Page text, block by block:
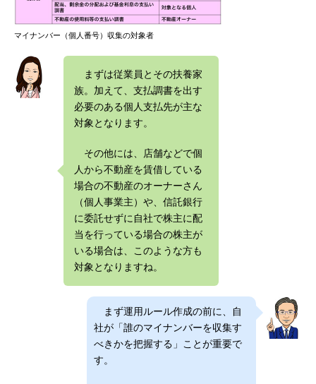
マイナンバー（個人番号）収集の対象者
まずは従業員とその扶養家
族。加えて、支払調書を出す
必要のある個人支払先が主な
対象となります。
その他には、店舗などで個
人から不動産を賃借している
場合の不動産のオーナーさん
（個人事業主）や、信託銀行
に委託せずに自社で株主に配
当を行っている場合の株主が
いる場合は、このような方も
対象となりますね。
まず運用ルール作成の前に、自
社が「誰のマイナンバーを収集す
べきかを把握する」ことが重要で
す。